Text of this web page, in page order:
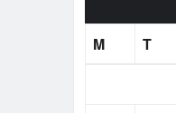
M
T